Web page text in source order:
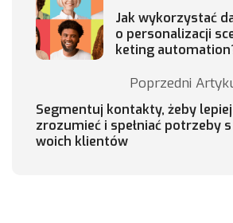
Jak wykorzystać
o personalizacji
keting
Poprzedni
Segmentuj kontakty, żeby lepiej
zrozumieć i spełniać potrzeby s
woich klientów